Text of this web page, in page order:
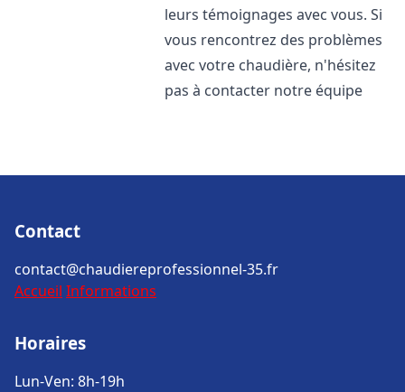
leurs témoignages avec vous. Si
vous rencontrez des problèmes
avec votre chaudière, n'hésitez
pas à contacter notre équipe
Contact
contact@chaudiereprofessionnel-35.fr
Accueil Informations
Horaires
Lun-Ven: 8h-19h